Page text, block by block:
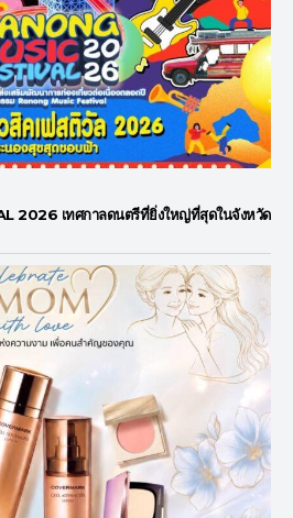
2026 เทศกาลดนตรีที่ยิ่งใหญ่ที่สุดในจังหวัด